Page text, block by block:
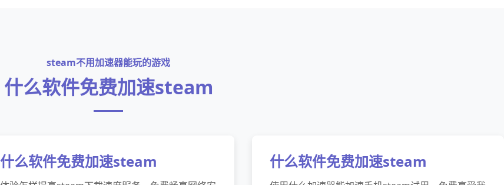
steam不用加速器能玩的游戏
什么软件免费加速steam
什么软件免费加速steam 什么软件免费加速steam